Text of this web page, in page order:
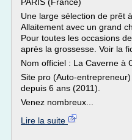
Une large sélection de prêt
Allaitement avec un grand
Pour toutes les occasions
après la grossesse. Voir la
Nom officiel : La Caverne à
Site pro (Auto-
depuis 6 ans (2011).
Venez nombreux...
Lire la suite